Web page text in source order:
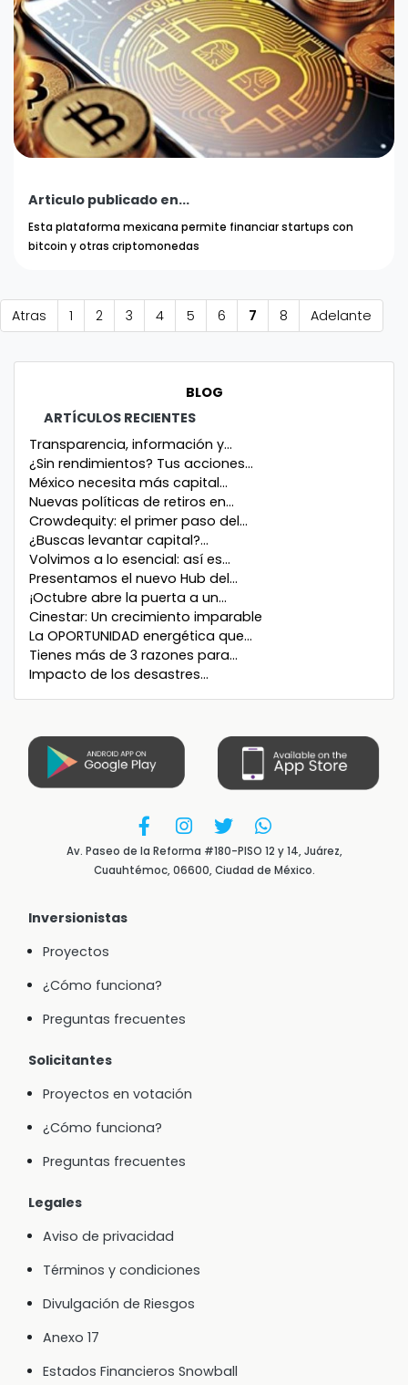
Articulo publicado en...
Esta plataforma mexicana permite financiar startups con
bitcoin y otras criptomonedas
Atras 1 2 3 4 5 6 7 8 Adelante
BLOG
ARTÍCULOS RECIENTES
Transparencia, información y...
¿Sin rendimientos? Tus acciones...
México necesita más capital...
Nuevas políticas de retiros en...
Crowdequity: el primer paso del...
¿Buscas levantar capital?...
Volvimos a lo esencial: así es...
Presentamos el nuevo Hub del...
¡Octubre abre la puerta a un...
Cinestar: Un crecimiento imparable
La OPORTUNIDAD energética que...
Tienes más de 3 razones para...
Impacto de los desastres...
Av. Paseo de la Reforma #180-PISO 12 y 14, Juárez,
Cuauhtémoc, 06600, Ciudad de México.
Inversionistas
Proyectos
¿Cómo funciona?
Preguntas frecuentes
Solicitantes
Proyectos en votación
¿Cómo funciona?
Preguntas frecuentes
Legales
Aviso de privacidad
Términos y condiciones
Divulgación de Riesgos
Anexo 17
Estados Financieros Snowball